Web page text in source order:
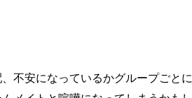
不安になっているかグループごとに